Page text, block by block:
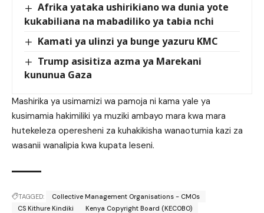
Afrika yataka ushirikiano wa dunia yote
kukabiliana na mabadiliko ya tabia nchi
Kamati ya ulinzi ya bunge yazuru KMC
Trump asisitiza azma ya Marekani
kununua Gaza
Mashirika ya usimamizi wa pamoja ni kama yale ya
kusimamia hakimiliki ya muziki ambayo mara kwa mara
hutekeleza operesheni za kuhakikisha wanaotumia kazi za
wasanii wanalipia kwa kupata leseni.
TAGGED:
Collective Management Organisations - CMOs
CS Kithure Kindiki
Kenya Copyright Board (KECOBO)